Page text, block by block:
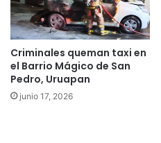
Criminales queman taxi en
el Barrio Mágico de San
Pedro, Uruapan
junio 17, 2026